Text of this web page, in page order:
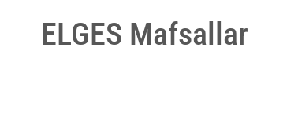
ELGES Mafsallar